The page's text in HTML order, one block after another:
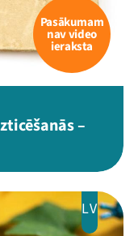
Pasākumam
nav video
ieraksta
–
LV